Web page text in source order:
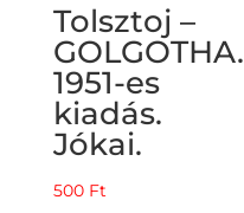
Tolsztoj –
GOLGOTHA.
1951-es
kiadás.
Jókai.
500 Ft